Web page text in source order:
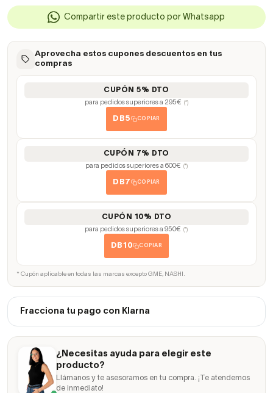
Compartir este producto por Whatsapp
Aprovecha estos cupones descuentos en tus
compras
CUPÓN 5% DTO
para pedidos superiores a 295€ (*)
DB5 COPIAR
CUPÓN 7% DTO
para pedidos superiores a 600€ (*)
DB7 COPIAR
CUPÓN 10% DTO
para pedidos superiores a 950€ (*)
DB10 COPIAR
* Cupón aplicable en todas las marcas excepto GME, NASHI.
Fracciona tu pago con Klarna
¿Necesitas ayuda para elegir este
producto?
Llámanos y te asesoramos en tu compra. ¡Te atendemos
de inmediato!